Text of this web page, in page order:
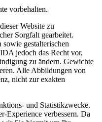
vorbehalten.
Website zu
Sorgfalt gearbeitet.
gestalterischen
jedoch das Recht vor,
zu ändern. Gewichte
Alle Abbildungen von
nicht zur exakten
und Statistikzwecke.
Experience verbessern. Da